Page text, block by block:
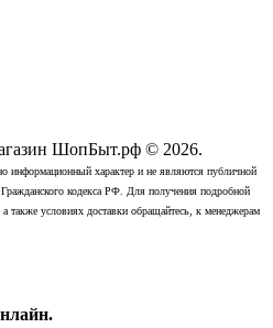
ШопБыт.рф © 2026.
информационный характер и не являются публичной
кодекса РФ. Для получения подробной
также условиях доставки обращайтесь, к менеджерам